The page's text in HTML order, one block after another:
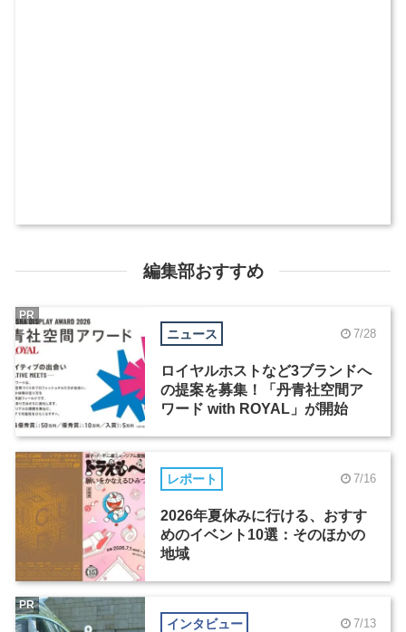
編集部おすすめ
ニュース 7/28
ロイヤルホストなど3ブランドへ
の提案を募集！「丹青社空間ア
ワード with ROYAL」が開始
PR
レポート 7/16
2026年夏休みに行ける、おすす
めのイベント10選：そのほかの
地域
インタビュー 7/13
PR